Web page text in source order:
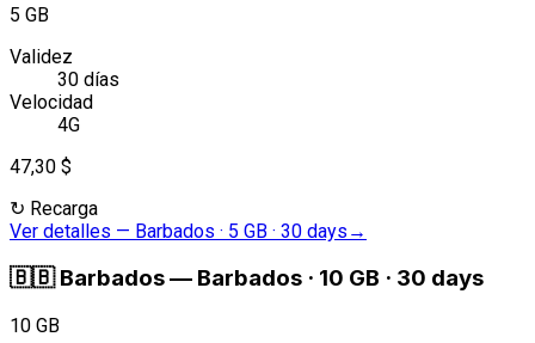
5 GB
Validez
30 días
Velocidad
4G
47,30 $
↻ Recarga
Ver detalles — Barbados · 5 GB · 30 days →
🇧🇧 Barbados— Barbados · 10 GB · 30 days
10 GB